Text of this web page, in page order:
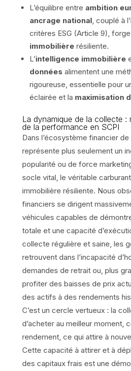
L’équilibre entre ambition
ancrage national, couplé à
critères ESG (Article 9),
immobilière résiliente.
L’intelligence immobilière
données alimentent une
rigoureuse, essentielle pour
éclairée et la maximisation
La dynamique de la collecte :
de la performance en SCPI
Dans l’écosystème financier
représente plus seulement un
popularité ou de force
socle vital, le véritable
immobilière résiliente. Nous
financiers se dirigent
véhicules capables de
totale et une capacité
collecte régulière et saine, les
retrouvent dans l’incapacité
demandes de retrait ou, plus
profiter des baisses de prix
des actifs à des rendements
C’est un cercle vertueux : la
d’acheter au meilleur moment,
rendement, ce qui attire à
Cette capacité à attirer et à
des capitaux frais est une